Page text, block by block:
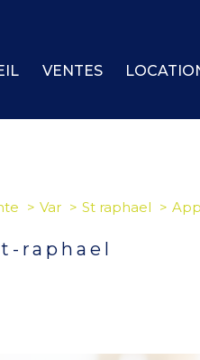
VENTES
Var St raphael
raphael